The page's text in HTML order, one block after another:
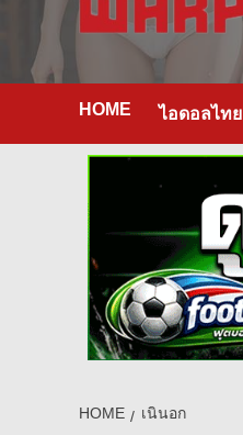
HOME ไอดอลไทย
HOME เนินอก